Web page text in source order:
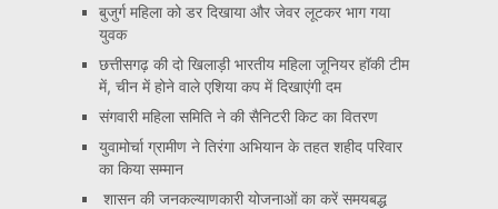
बुजुर्ग महिला को डर दिखाया और जेवर लूटकर भाग गया
युवक
छत्तीसगढ़ की दो खिलाड़ी भारतीय महिला जूनियर हॉकी टीम
में, चीन में होने वाले एशिया कप में दिखाएंगी दम
संगवारी महिला समिति ने की सैनिटरी किट का वितरण
युवामोर्चा ग्रामीण ने तिरंगा अभियान के तहत शहीद परिवार
का किया सम्मान
शासन की जनकल्याणकारी योजनाओं का करें समयबद्ध